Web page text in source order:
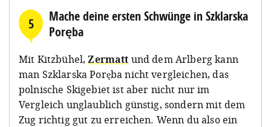
5
Mache deine ersten Schwünge in Szklarska
Poręba
Mit Kitzbühel,Zermattund dem Arlberg kann
man Szklarska Poręba nicht vergleichen, das
polnische Skigebiet ist aber nicht nur im
Vergleich unglaublich günstig, sondern mit dem
Zug richtig gut zu erreichen. Wenn du also ein